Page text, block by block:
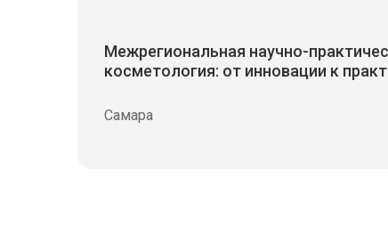
Межрегиональная научно-
косметология: от инновации к
Самара